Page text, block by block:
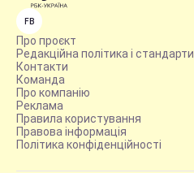
FB
Про проєкт
Редакційна політика і стандарти
Контакти
Команда
Про компанію
Реклама
Правила користування
Правова інформація
Політика конфіденційності